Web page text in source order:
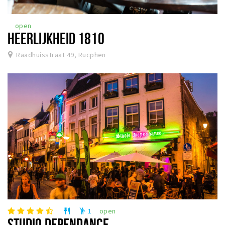
open
HEERLIJKHEID 1810
Raadhuisstraat 49, Rucphen
restaurant emoji_people 1 open